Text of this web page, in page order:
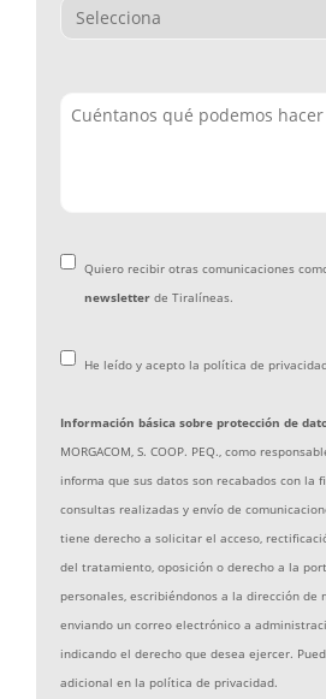
Quiero recibir otras comunicaciones
newsletter de Tiralíneas.
He leído y acepto la política de
Información básica sobre protección de
MORGACOM, S. COOP. PEQ., como
informa que sus datos son recabados con la
consultas realizadas y envío de
tiene derecho a solicitar el acceso,
del tratamiento, oposición o derecho a la
personales, escribiéndonos a la dirección de
enviando un correo electrónico a
indicando el derecho que desea ejercer.
adicional en la política de privacidad.